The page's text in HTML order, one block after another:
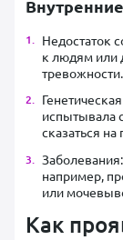
Недостаток
к людям или
тревожности.
испытывала
сказаться на
например,
или
Как